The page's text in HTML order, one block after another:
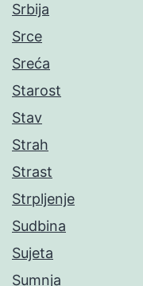
Srbija
Srce
Sreća
Starost
Stav
Strah
Strast
Strpljenje
Sudbina
Sujeta
Sumnja